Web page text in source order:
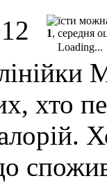
1, середня
Loading...
хто